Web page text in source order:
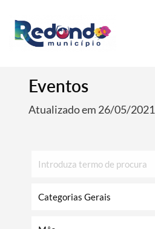
Eventos
Atualizado em 26/05/2021